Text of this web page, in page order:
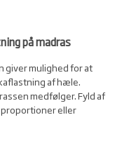
på madras
giver mulighed for at
af hæle.
medfølger. Fyld af
eller